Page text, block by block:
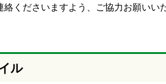
ださいますよう、ご協力お願いいた
ル